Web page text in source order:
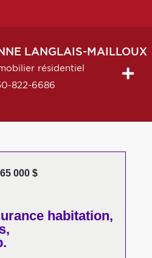
LANGLAIS-MAILLOUX
résidentiel
822-6686
000 $
habitation,